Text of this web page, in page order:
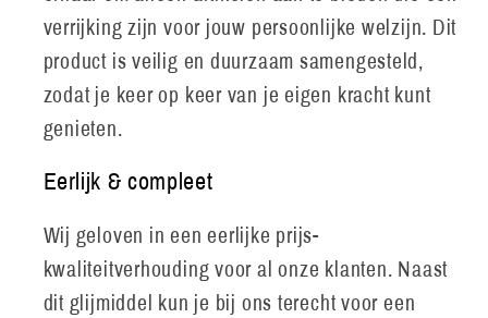
verrijking zijn voor jouw persoonlijke welzijn. Dit
product is veilig en duurzaam samengesteld,
zodat je keer op keer van je eigen kracht kunt
genieten.
Eerlijk & compleet
Wij geloven in een eerlijke prijs-
kwaliteitverhouding voor al onze klanten. Naast
dit glijmiddel kun je bij ons terecht voor een